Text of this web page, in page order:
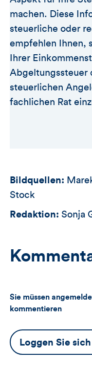
machen. Diese
steuerliche oder
empfehlen Ihnen,
Ihrer
Abgeltungssteuer
steuerlichen
fachlichen Rat
Bildquellen:
Stock
Redaktion: Sonja
Sie müssen
kommentieren
Dieser
Button
Loggen Sie